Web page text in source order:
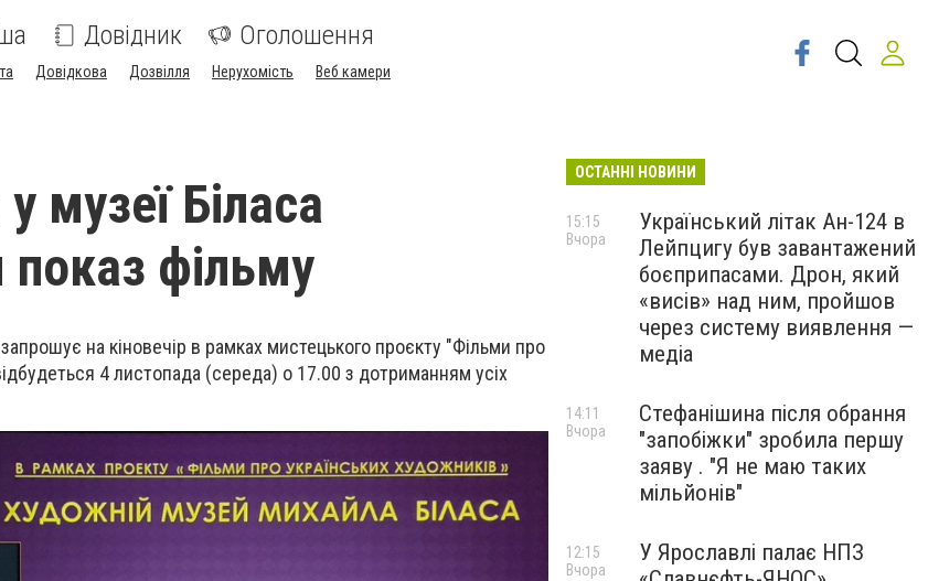
Довідник Оголошення
Довідкова Дозвілля Нерухомість Веб камери
музеї Біласа
показ фільму
на кіновечір в рамках мистецького проєкту "Фільми про
4 листопада (середа) о 17.00 з дотриманням усіх
ОСТАННІ НОВИНИ
Український літак Ан-124 в
Лейпцигу був завантажений
боєприпасами. Дрон, який
«висів» над ним, пройшов
через систему виявлення —
медіа
15:15
Вчора
Стефанішина після обрання
"запобіжки" зробила першу
заяву . "Я не маю таких
мільйонів"
14:11
Вчора
У Ярославлі палає НПЗ
12:15
Вчора